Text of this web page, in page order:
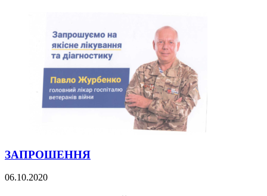
ЗАПРОШЕННЯ
06.10.2020